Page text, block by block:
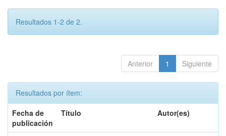
Resultados 1-2 de 2.
Anterior 1 Siguiente
Resultados por ítem:
Fecha de
publicación
Título Autor(es)